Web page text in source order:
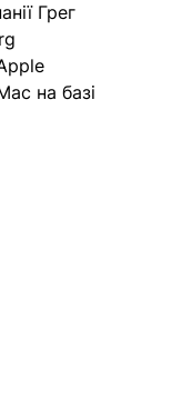
Грег
на базі